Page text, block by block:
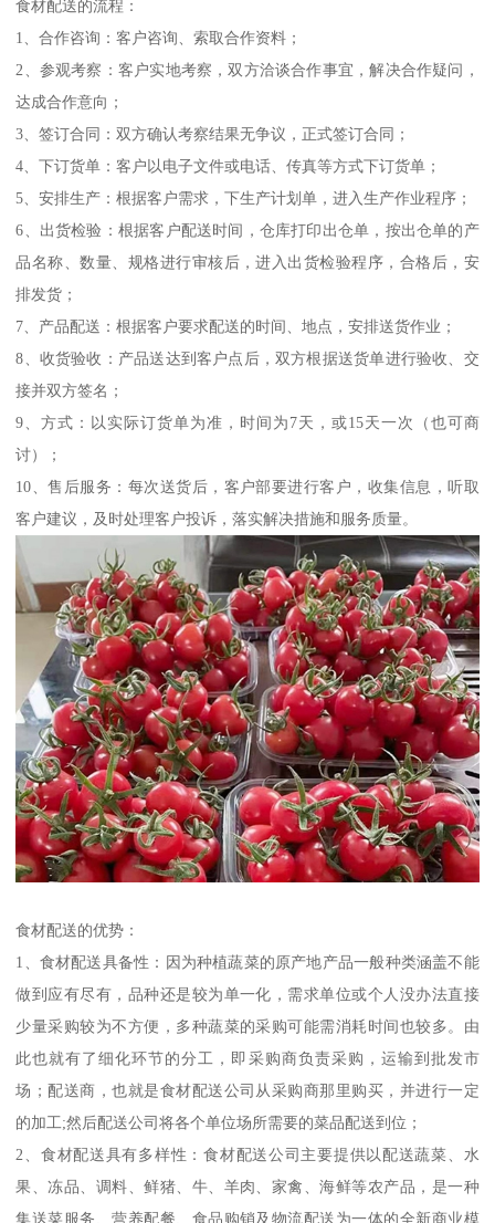
食材配送的流程：
1、合作咨询：客户咨询、索取合作资料；
2、参观考察：客户实地考察，双方洽谈合作事宜，解决合作疑问，
达成合作意向；
3、签订合同：双方确认考察结果无争议，正式签订合同；
4、下订货单：客户以电子文件或电话、传真等方式下订货单；
5、安排生产：根据客户需求，下生产计划单，进入生产作业程序；
6、出货检验：根据客户配送时间，仓库打印出仓单，按出仓单的产
品名称、数量、规格进行审核后，进入出货检验程序，合格后，安
排发货；
7、产品配送：根据客户要求配送的时间、地点，安排送货作业；
8、收货验收：产品送达到客户点后，双方根据送货单进行验收、交
接并双方签名；
9、方式：以实际订货单为准，时间为7天，或15天一次（也可商
讨）；
10、售后服务：每次送货后，客户部要进行客户，收集信息，听取
客户建议，及时处理客户投诉，落实解决措施和服务质量。
食材配送的优势：
1、食材配送具备性：因为种植蔬菜的原产地产品一般种类涵盖不能
做到应有尽有，品种还是较为单一化，需求单位或个人没办法直接
少量采购较为不方便，多种蔬菜的采购可能需消耗时间也较多。由
此也就有了细化环节的分工，即采购商负责采购，运输到批发市
场；配送商，也就是食材配送公司从采购商那里购买，并进行一定
的加工;然后配送公司将各个单位场所需要的菜品配送到位；
2、食材配送具有多样性：食材配送公司主要提供以配送蔬菜、水
果、冻品、调料、鲜猪、牛、羊肉、家禽、海鲜等农产品，是一种
集送菜服务、营养配餐、食品购销及物流配送为一体的全新商业模